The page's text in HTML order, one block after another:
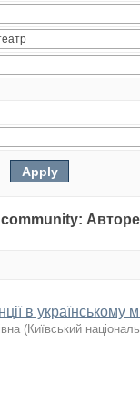
в українському
(Київський